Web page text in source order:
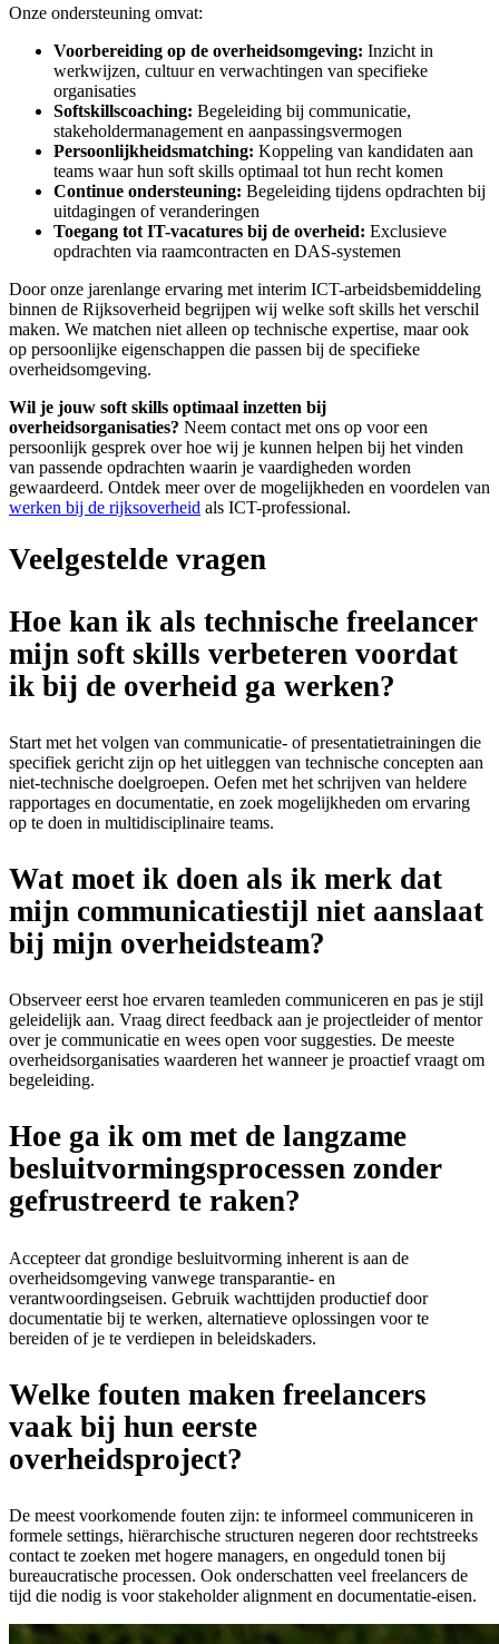
Onze ondersteuning omvat:
Voorbereiding op de overheidsomgeving: Inzicht in
werkwijzen, cultuur en verwachtingen van specifieke
organisaties
Softskillscoaching: Begeleiding bij communicatie,
stakeholdermanagement en aanpassingsvermogen
Persoonlijkheidsmatching: Koppeling van kandidaten aan
teams waar hun soft skills optimaal tot hun recht komen
Continue ondersteuning: Begeleiding tijdens opdrachten bij
uitdagingen of veranderingen
Toegang tot IT-vacatures bij de overheid: Exclusieve
opdrachten via raamcontracten en DAS-systemen
Door onze jarenlange ervaring met interim ICT-arbeidsbemiddeling
binnen de Rijksoverheid begrijpen wij welke soft skills het verschil
maken. We matchen niet alleen op technische expertise, maar ook
op persoonlijke eigenschappen die passen bij de specifieke
overheidsomgeving.
Wil je jouw soft skills optimaal inzetten bij
overheidsorganisaties? Neem contact met ons op voor een
persoonlijk gesprek over hoe wij je kunnen helpen bij het vinden
van passende opdrachten waarin je vaardigheden worden
gewaardeerd. Ontdek meer over de mogelijkheden en voordelen van
werken bij de rijksoverheid als ICT-professional.
Veelgestelde vragen
Hoe kan ik als technische freelancer
mijn soft skills verbeteren voordat
ik bij de overheid ga werken?
Start met het volgen van communicatie- of presentatietrainingen die
specifiek gericht zijn op het uitleggen van technische concepten aan
niet-technische doelgroepen. Oefen met het schrijven van heldere
rapportages en documentatie, en zoek mogelijkheden om ervaring
op te doen in multidisciplinaire teams.
Wat moet ik doen als ik merk dat
mijn communicatiestijl niet aanslaat
bij mijn overheidsteam?
Observeer eerst hoe ervaren teamleden communiceren en pas je stijl
geleidelijk aan. Vraag direct feedback aan je projectleider of mentor
over je communicatie en wees open voor suggesties. De meeste
overheidsorganisaties waarderen het wanneer je proactief vraagt om
begeleiding.
Hoe ga ik om met de langzame
besluitvormingsprocessen zonder
gefrustreerd te raken?
Accepteer dat grondige besluitvorming inherent is aan de
overheidsomgeving vanwege transparantie- en
verantwoordingseisen. Gebruik wachttijden productief door
documentatie bij te werken, alternatieve oplossingen voor te
bereiden of je te verdiepen in beleidskaders.
Welke fouten maken freelancers
vaak bij hun eerste
overheidsproject?
De meest voorkomende fouten zijn: te informeel communiceren in
formele settings, hiërarchische structuren negeren door rechtstreeks
contact te zoeken met hogere managers, en ongeduld tonen bij
bureaucratische processen. Ook onderschatten veel freelancers de
tijd die nodig is voor stakeholder alignment en documentatie-eisen.